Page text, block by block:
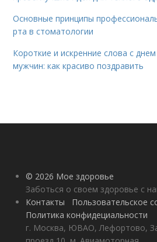
Основные принципы
рта в стоматологии
Короткие и искренние слова с
мужчин: как красиво поздравить
© 2026 Мое здоровье
Заботься о своем здоровье с
Контакты
Пользовательское
Политика конфидециальности
г. Москва, ЮВАО, Лефортово,